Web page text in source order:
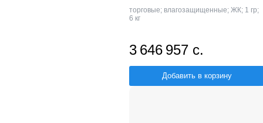
торговые; влагозащищенные; ЖК; 1 гр;
6 кг
3 646 957 с.
Добавить в корзину